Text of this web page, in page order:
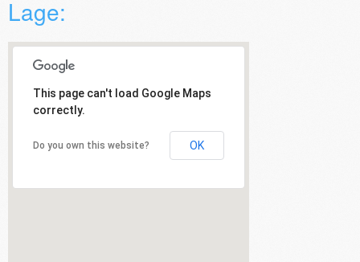
Lage:
This page can't load Google Maps
correctly.
Do you own this website? OK